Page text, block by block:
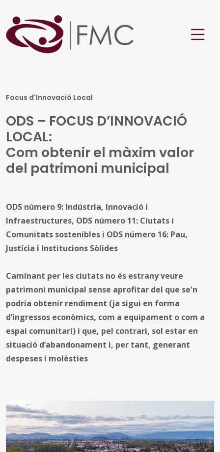
Focus d'Innovació Local
ODS – FOCUS D’INNOVACIÓ
LOCAL:
Com obtenir el màxim valor
del patrimoni municipal
ODS número 9: Indústria, Innovació i
Infraestructures, ODS número 11: Ciutats i
Comunitats sostenibles i ODS número 16: Pau,
Justícia i Institucions Sòlides
Caminant per les ciutats no és estrany veure
patrimoni municipal sense aprofitar del que se'n
podria obtenir rendiment (ja sigui en forma
d’ingressos econòmics, com a equipament o com a
espai comunitari) i que, pel contrari, sol estar en
situació d’abandonament i, per tant, generant
despeses i molèsties